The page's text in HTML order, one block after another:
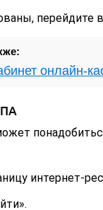
перейдите
онлайн-
интернет-